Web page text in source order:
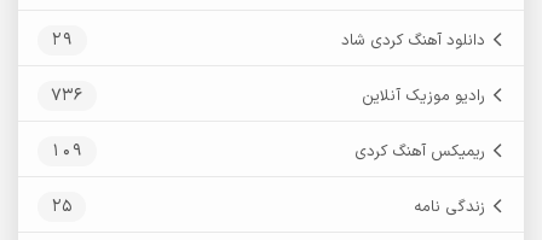
دانلود آهنگ کردی شاد 29
رادیو موزیک آنلاین 736
ریمیکس آهنگ کردی 109
زندگی نامه 25